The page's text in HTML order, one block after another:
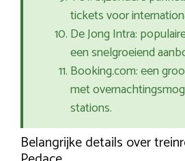
tickets voor
De Jong Intra:
een snelgroeiend
Booking.com: een
met
stations.
Belangrijke details over